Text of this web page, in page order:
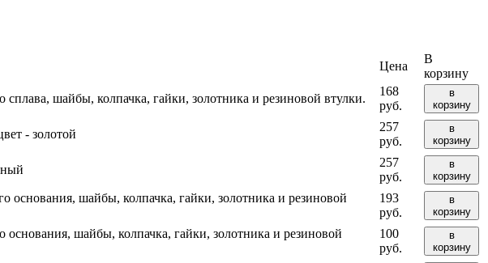
Цена
В
корзину
шайбы, колпачка, гайки, золотника и резиновой втулки.
168
руб.
в
корзину
- золотой
257
руб.
в
корзину
257
руб.
в
корзину
основания, шайбы, колпачка, гайки, золотника и резиновой
193
руб.
в
корзину
шайбы, колпачка, гайки, золотника и резиновой
100
руб.
в
корзину